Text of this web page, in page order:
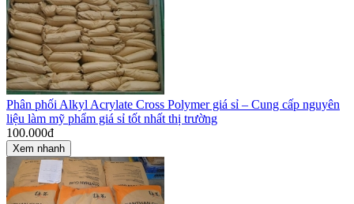
Phân phối Alkyl Acrylate Cross Polymer giá sỉ – Cung cấp nguyên
liệu làm mỹ phẩm giá sỉ tốt nhất thị trường
100.000đ
Xem nhanh